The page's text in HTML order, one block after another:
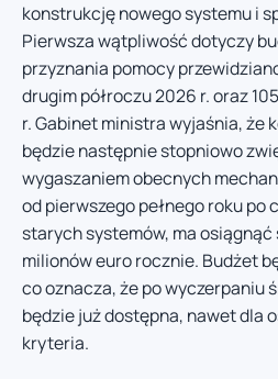
konstrukcję nowego systemu i
Pierwsza wątpliwość dotyczy
przyznania pomocy
drugim półroczu 2026 r. oraz
r. Gabinet ministra wyjaśnia, że
będzie następnie stopniowo
wygaszaniem obecnych
od pierwszego pełnego roku po
starych systemów, ma
milionów euro rocznie. Budżet
co oznacza, że po wyczerpaniu
będzie już dostępna, nawet dla
kryteria.